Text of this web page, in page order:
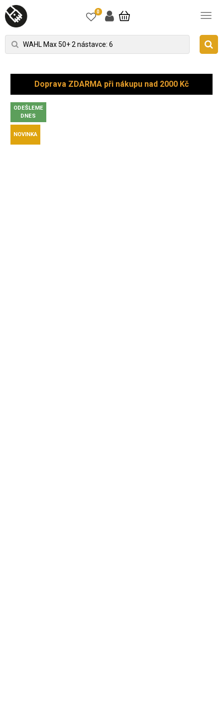
0
Doprava ZDARMA při nákupu nad 2000 Kč
ODEŠLEME
DNES
NOVINKA